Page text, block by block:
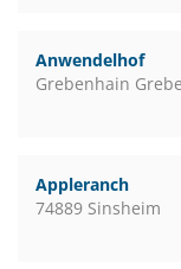
Anwendelhof
Grebenhain
Appleranch
74889 Sinsheim